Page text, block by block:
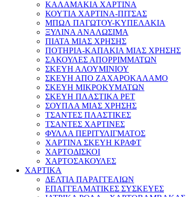
ΚΑΛΑΜΑΚΙΑ ΧΑΡΤΙΝΑ
ΚΟΥΤΙΑ ΧΑΡΤΙΝΑ-ΠΙΤΣΑΣ
ΜΠΩΛ ΠΑΓΩΤΟΥ-ΚΥΠΕΛΑΚΙΑ
ΞΥΛΙΝΑ ΑΝΑΛΩΣΙΜΑ
ΠΙΑΤΑ ΜΙΑΣ ΧΡΗΣΗΣ
ΠΟΤΗΡΙΑ-ΚΑΠΑΚΙΑ ΜΙΑΣ ΧΡΗΣΗΣ
ΣΑΚΟΥΛΕΣ ΑΠΟΡΡΙΜΜΑΤΩΝ
ΣΚΕΥΗ ΑΛΟΥΜΙΝΙΟΥ
ΣΚΕΥΗ ΑΠΟ ΖΑΧΑΡΟΚΑΛΑΜΟ
ΣΚΕΥΗ ΜΙΚΡΟΚΥΜΑΤΩΝ
ΣΚΕΥΗ ΠΛΑΣΤΙΚΑ PET
ΣΟΥΠΛΑ ΜΙΑΣ ΧΡΗΣΗΣ
ΤΣΑΝΤΕΣ ΠΛΑΣΤΙΚΕΣ
ΤΣΑΝΤΕΣ ΧΑΡΤΙΝΕΣ
ΦΥΛΛΑ ΠΕΡΙΤΥΛΙΓΜΑΤΟΣ
ΧΑΡΤΙΝΑ ΣΚΕΥΗ ΚΡΑΦΤ
ΧΑΡΤΟΔΙΣΚΟΙ
ΧΑΡΤΟΣΑΚΟΥΛΕΣ
ΧΑΡΤΙΚΑ
ΔΕΛΤΙΑ ΠΑΡΑΓΓΕΛΙΩΝ
ΕΠΑΓΓΕΛΜΑΤΙΚΕΣ ΣΥΣΚΕΥΕΣ